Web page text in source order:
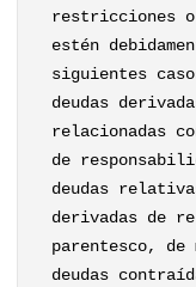
restricciones o
estén
siguientes
deudas
relacionadas
de
deudas
derivadas de
parentesco,
deudas